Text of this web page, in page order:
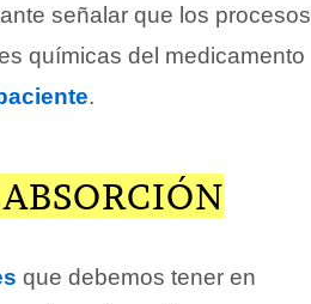
señalar que los procesos
químicas del medicamento
.
que debemos tener en